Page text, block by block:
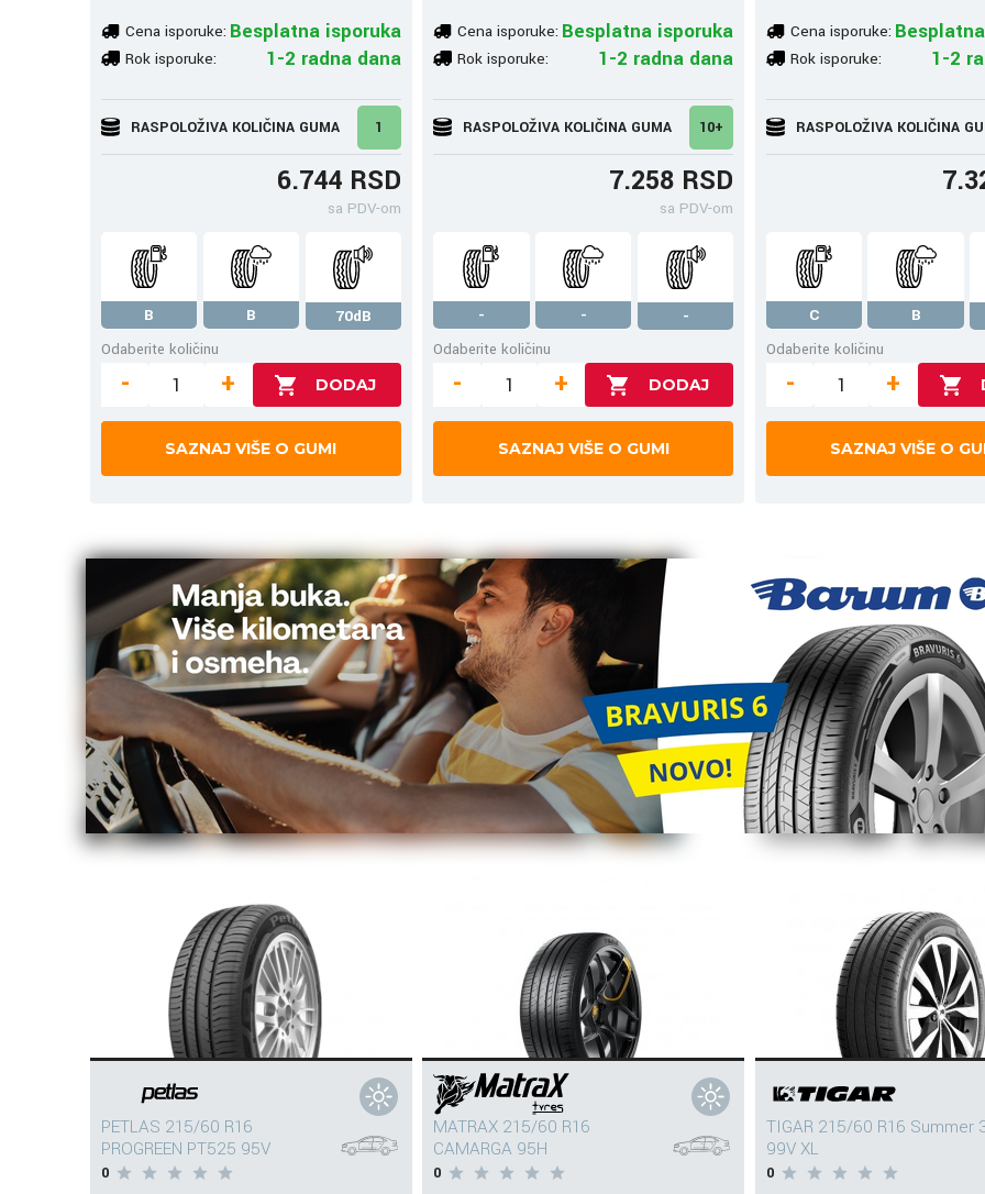
Cena isporuke: Besplatna isporuka
Rok isporuke: 1-2 radna dana
RASPOLOŽIVA KOLIČINA GUMA 1
6.744 RSD
sa PDV-om
B B
70dB
Odaberite količinu
- +
SAZNAJ VIŠE O GUMI
Cena isporuke: Besplatna isporuka
Rok isporuke: 1-2 radna dana
RASPOLOŽIVA KOLIČINA GUMA 10+
7.258 RSD
sa PDV-om
- -
-
Odaberite količinu
- +
SAZNAJ VIŠE O GUMI
Cena isporuke:
Rok isporuke: 1-2
RASPOLOŽIVA KOLIČINA
C
B
Odaberite količinu
- +
SAZNAJ VIŠE O
PETLAS 215/60 R16
PROGREEN PT525 95V
0
MATRAX 215/60 R16
CAMARGA 95H
0
TIGAR 215/60 R16 Summer
99V XL
0